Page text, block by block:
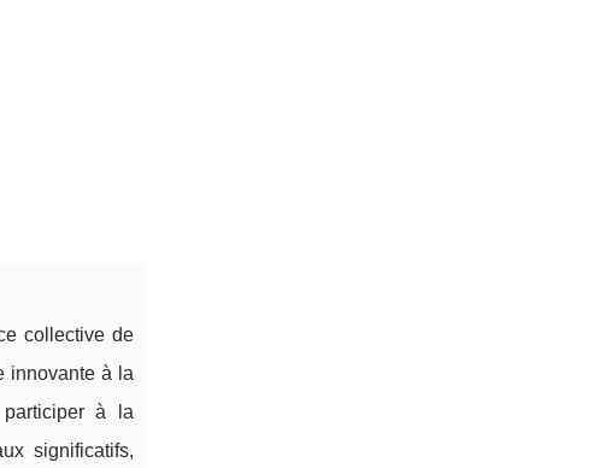
collective de
innovante à la
à la
significatifs,